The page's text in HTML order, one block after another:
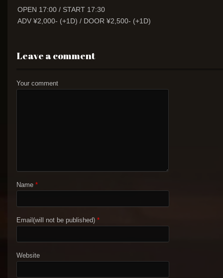
OPEN 17:00 / START 17:30
ADV ¥2,000- (+1D) / DOOR ¥2,500- (+1D)
Leave a comment
Your comment
Name *
Email(will not be published) *
Website